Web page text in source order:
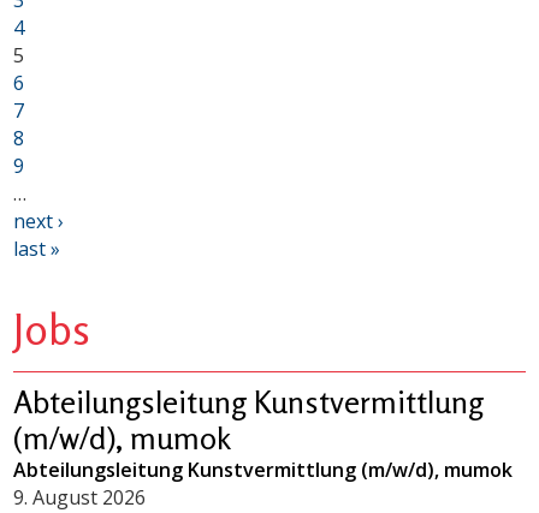
4
5
6
7
8
9
…
next ›
last »
Jobs
Abteilungsleitung Kunstvermittlung
(m/w/d), mumok
Abteilungsleitung Kunstvermittlung (m/w/d), mumok
9. August 2026